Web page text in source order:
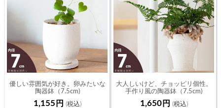
優しい雰囲気が好き。卵みたいな
陶器鉢（7.5cm)
1,155
大人しいけど、チョッピリ個性。
手作り風の陶器鉢（7.5cm)
1,650